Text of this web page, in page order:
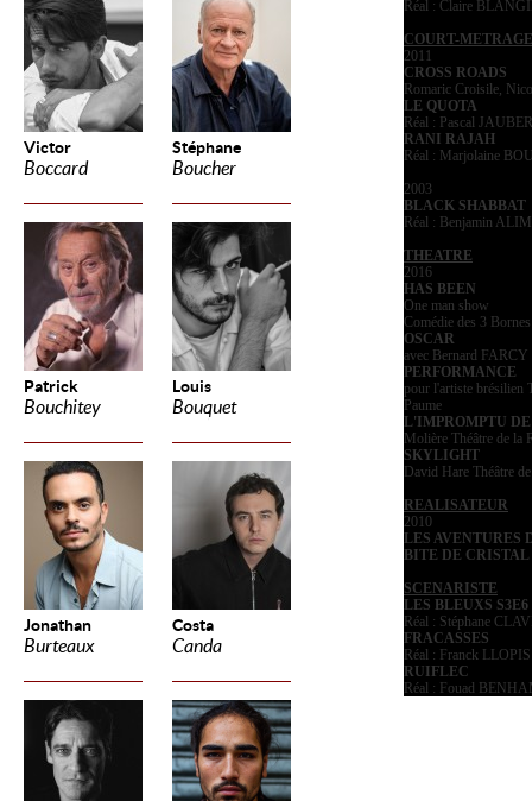
Victor
Boccard
Stéphane
Boucher
Patrick
Bouchitey
Louis
Bouquet
Jonathan
Burteaux
Costa
Canda
Réal : Claire
COURT-METRAGE
2011
CROSS ROADS
Romaric Croisile,
LE QUOTA
Réal : Pascal
RANI RAJAH
Réal : Marjolaine
2003
BLACK SHABBAT
Réal : Benjamin
THEATRE
2016
HAS BEEN
One man show
Comédie des 3 Bornes
OSCAR
avec Bernard FARCY
PERFORMANCE
pour l'artiste brésilien
Paume
L'IMPROMPTU
Molière Théâtre de la
SKYLIGHT
David Hare Théâtre
REALISATEUR
2010
LES
BITE DE CRISTAL
SCENARISTE
LES BLEUXS S3E6
Réal : Stéphane
FRACASSES
Réal : Franck LLOPIS
RUIFLEC
Réal : Fouad